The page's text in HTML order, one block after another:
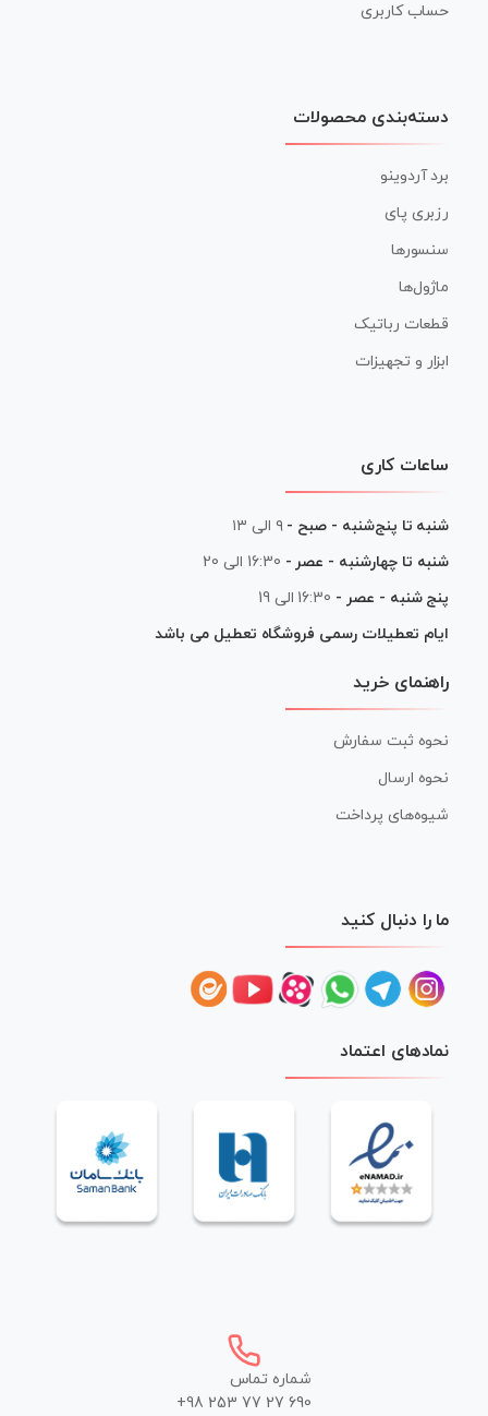
حساب کاربری
دسته‌بندی محصولات
برد آردوینو
رزبری پای
سنسورها
ماژول‌ها
قطعات رباتیک
ابزار و تجهیزات
ساعات کاری
شنبه تا پنج‌شنبه - صبح - ۹ الی ۱۳
شنبه تا چهارشنبه - عصر - 16:30 الی 20
پنج شنبه - عصر - 16:30 الی 19
ایام تعطیلات رسمی فروشگاه تعطیل می باشد
راهنمای خرید
نحوه ثبت سفارش
نحوه ارسال
شیوه‌های پرداخت
ما را دنبال کنید
نمادهای اعتماد
شماره تماس
+98 253 77 27 690